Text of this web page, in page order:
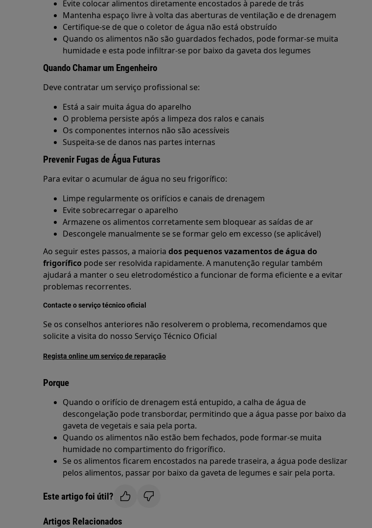
Evite colocar alimentos diretamente encostados à parede de trás
Mantenha espaço livre à volta das aberturas de ventilação e de drenagem
Certifique-se de que o coletor de água não está obstruído
Quando os alimentos não são guardados fechados, pode formar-se muita
humidade e esta pode infiltrar-se por baixo da gaveta dos legumes
Quando Chamar um Engenheiro
Deve contratar um serviço profissional se:
Está a sair muita água do aparelho
O problema persiste após a limpeza dos ralos e canais
Os componentes internos não são acessíveis
Suspeita-se de danos nas partes internas
Prevenir Fugas de Água Futuras
Para evitar o acumular de água no seu frigorífico:
Limpe regularmente os orifícios e canais de drenagem
Evite sobrecarregar o aparelho
Armazene os alimentos corretamente sem bloquear as saídas de ar
Descongele manualmente se se formar gelo em excesso (se aplicável)
Ao seguir estes passos, a maioria dos pequenos vazamentos de água do
frigorífico pode ser resolvida rapidamente. A manutenção regular também
ajudará a manter o seu eletrodoméstico a funcionar de forma eficiente e a evitar
problemas recorrentes.
Contacte o serviço técnico oficial
Se os conselhos anteriores não resolverem o problema, recomendamos que
solicite a visita do nosso Serviço Técnico Oficial
Regista online um serviço de reparação
Porque
Quando o orifício de drenagem está entupido, a calha de água de
descongelação pode transbordar, permitindo que a água passe por baixo da
gaveta de vegetais e saia pela porta.
Quando os alimentos não estão bem fechados, pode formar-se muita
humidade no compartimento do frigorífico.
Se os alimentos ficarem encostados na parede traseira, a água pode deslizar
pelos alimentos, passar por baixo da gaveta de legumes e sair pela porta.
Este artigo foi útil?
Artigos Relacionados